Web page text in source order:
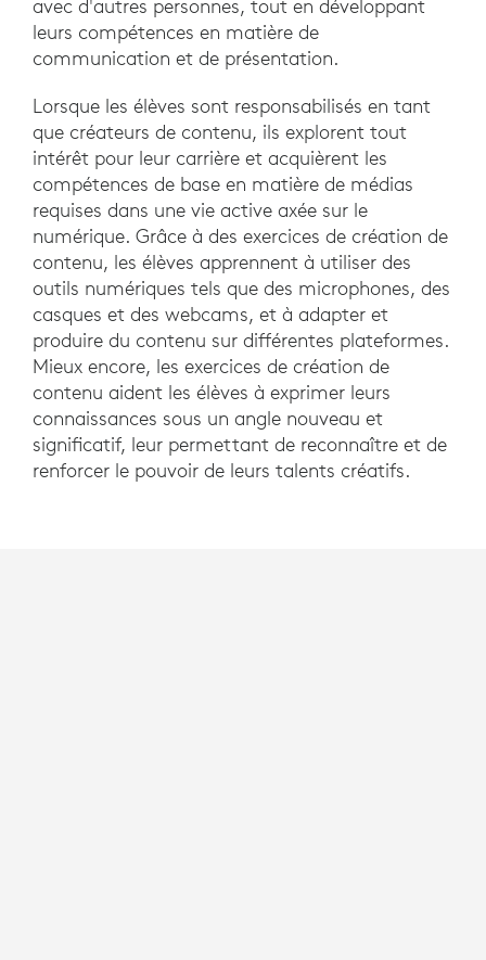
avec d'autres personnes, tout en développant
leurs compétences en matière de
communication et de présentation.
Lorsque les élèves sont responsabilisés en tant
que créateurs de contenu, ils explorent tout
intérêt pour leur carrière et acquièrent les
compétences de base en matière de médias
requises dans une vie active axée sur le
numérique. Grâce à des exercices de création de
contenu, les élèves apprennent à utiliser des
outils numériques tels que des microphones, des
casques et des webcams, et à adapter et
produire du contenu sur différentes plateformes.
Mieux encore, les exercices de création de
contenu aident les élèves à exprimer leurs
connaissances sous un angle nouveau et
significatif, leur permettant de reconnaître et de
renforcer le pouvoir de leurs talents créatifs.